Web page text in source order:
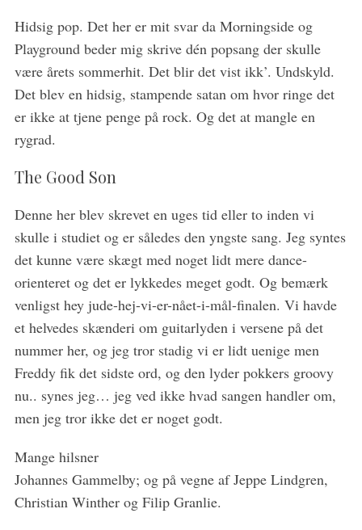
Hidsig pop. Det her er mit svar da Morningside og
Playground beder mig skrive dén popsang der skulle
være årets sommerhit. Det blir det vist ikk’. Undskyld.
Det blev en hidsig, stampende satan om hvor ringe det
er ikke at tjene penge på rock. Og det at mangle en
rygrad.
The Good Son
Denne her blev skrevet en uges tid eller to inden vi
skulle i studiet og er således den yngste sang. Jeg syntes
det kunne være skægt med noget lidt mere dance-
orienteret og det er lykkedes meget godt. Og bemærk
venligst hey jude-hej-vi-er-nået-i-mål-finalen. Vi havde
et helvedes skænderi om guitarlyden i versene på det
nummer her, og jeg tror stadig vi er lidt uenige men
Freddy fik det sidste ord, og den lyder pokkers groovy
nu.. synes jeg… jeg ved ikke hvad sangen handler om,
men jeg tror ikke det er noget godt.
Mange hilsner
Johannes Gammelby; og på vegne af Jeppe Lindgren,
Christian Winther og Filip Granlie.